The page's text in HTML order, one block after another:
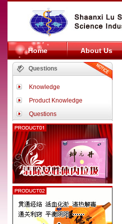
Home About Us
Questions
Knowledge
Product Knowledge
Questions